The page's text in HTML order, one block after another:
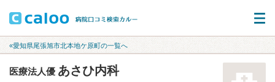
«愛知県尾張旭市北本地ケ原町の一覧へ
医療法人優 あさひ内科